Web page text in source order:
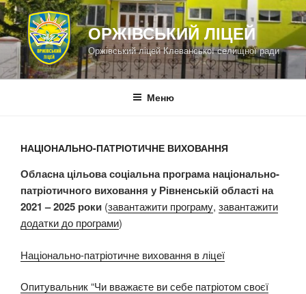
Перейти
до
вмісту
ОРЖІВСЬКИЙ ЛІЦЕЙ
Оржівський ліцей Клеванської селищної ради
Меню
НАЦІОНАЛЬНО-ПАТРІОТИЧНЕ ВИХОВАННЯ
Обласна цільова соціальна програма національно-
патріотичного виховання у Рівненській області на
2021 – 2025 роки (завантажити програму, завантажити
додатки до програми)
Національно-патріотичне виховання в ліцеї
Опитувальник “Чи вважаєте ви себе патріотом своєї